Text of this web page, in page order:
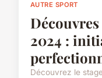
AUTRE SPORT
2024 :
Découvrez le